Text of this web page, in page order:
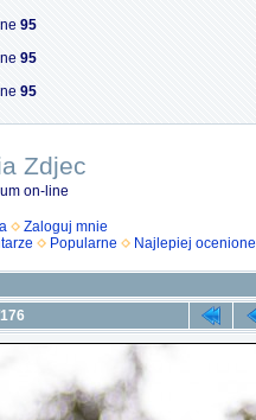
95
95
95
Zdjec
on-line
Zaloguj mnie
Popularne Najlepiej ocenione